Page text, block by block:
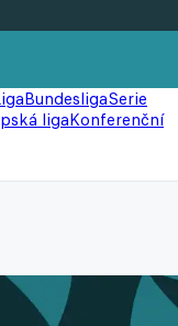
BundesligaSerie
ligaKonferenční